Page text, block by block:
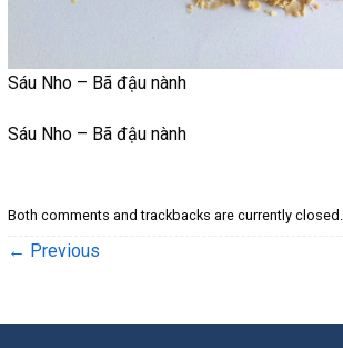
Sáu Nho – Bã đậu nành
Sáu Nho – Bã đậu nành
Both comments and trackbacks are currently closed.
← Previous